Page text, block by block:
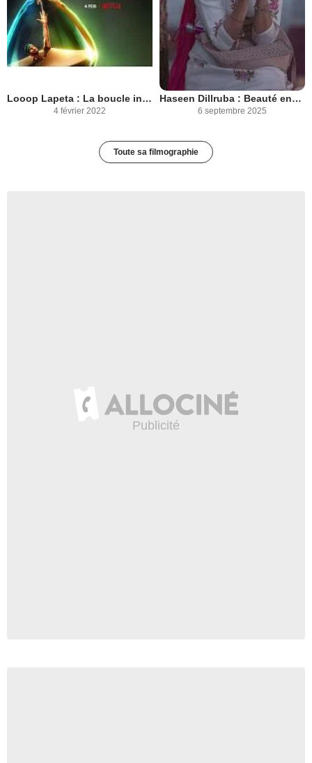
Looop Lapeta : La boucle infernale
4 février 2022
Haseen Dillruba : Beauté envoûtante
6 septembre 2025
Toute sa filmographie